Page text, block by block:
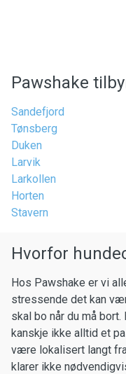
Pawshake
Sandefjord
Tønsberg
Duken
Larvik
Larkollen
Horten
Stavern
Hvorfor
Hos Pawshake er vi
stressende det kan
skal bo når du må
kanskje ikke alltid et
være lokalisert langt
klarer ikke